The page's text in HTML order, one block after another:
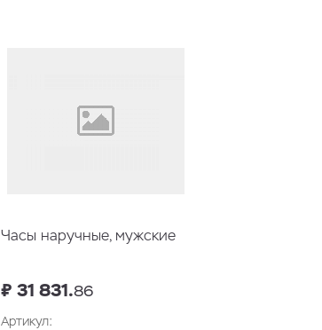
Часы наручные, мужские
₽ 31 831.86
Артикул: